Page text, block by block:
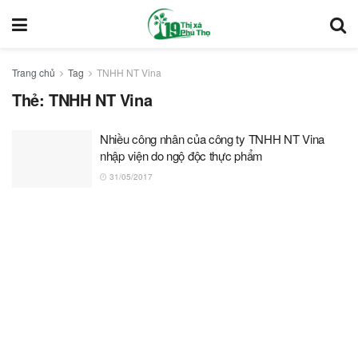
Trang chủ Tag TNHH NT Vina
Thẻ: TNHH NT Vina
Nhiều công nhân của công ty TNHH NT Vina
nhập viện do ngộ độc thực phẩm
31/05/2017